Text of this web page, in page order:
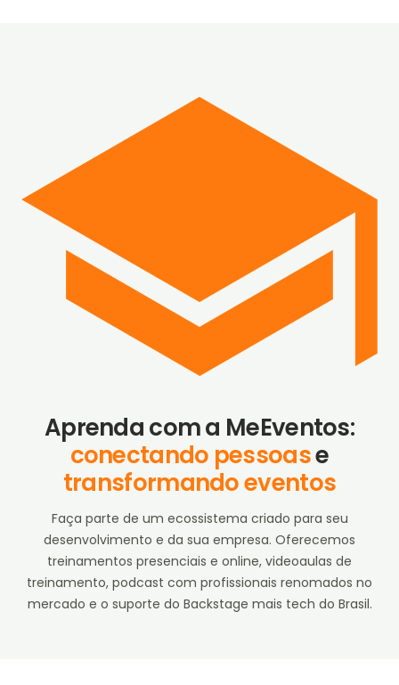
Aprenda com a MeEventos:
conectando pessoase
transformando eventos
Faça parte de um ecossistema criado para seu
desenvolvimento e da sua empresa. Oferecemos
treinamentos presenciais e online, videoaulas de
treinamento, podcast com profissionais renomados no
mercado e o suporte do Backstage mais tech do Brasil.